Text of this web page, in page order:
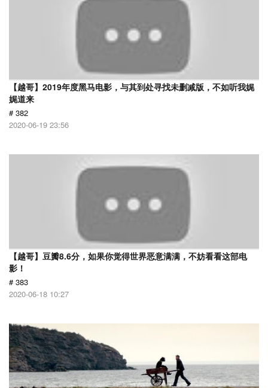
【越哥】2019年度黑马电影，与其到处寻找未删减版，不如听我娓
娓道来
# 382
2020-06-19 23:56
【越哥】豆瓣8.6分，如果你觉得世界恶意满满，不妨看看这部电
影！
# 383
2020-06-18 10:27